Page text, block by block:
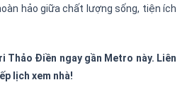
hảo giữa chất lượng sống, tiện ích
Thảo Điền ngay gần Metro này. Liên
lịch xem nhà!